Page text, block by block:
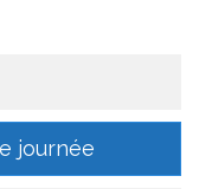
journée